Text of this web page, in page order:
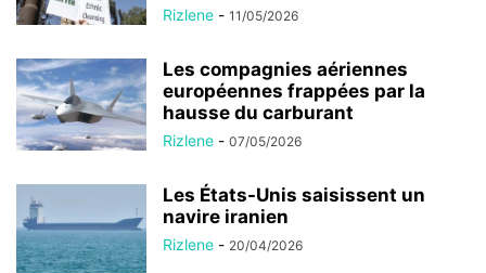
Rizlene - 11/05/2026
Les compagnies aériennes
européennes frappées par la
hausse du carburant
Rizlene - 07/05/2026
Les États-Unis saisissent un
navire iranien
Rizlene - 20/04/2026